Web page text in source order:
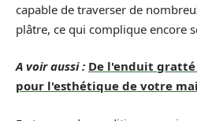
capable de traverser de
plâtre, ce qui complique encore
A voir aussi : De l'enduit
pour l'esthétique de votre